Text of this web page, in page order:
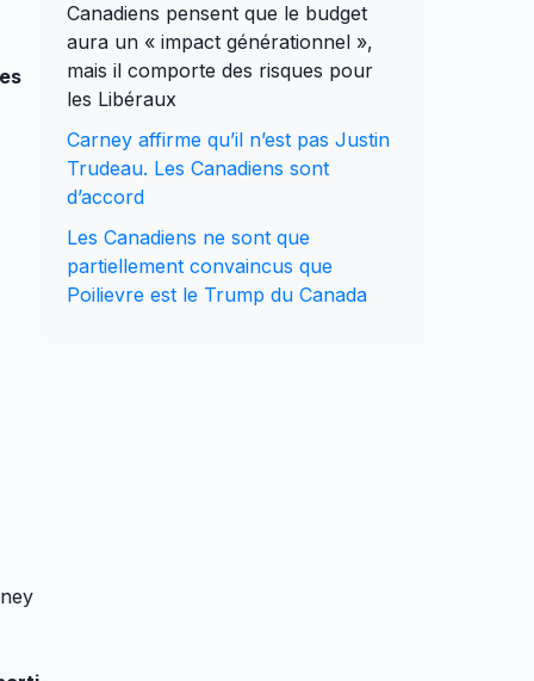
Canadiens pensent que le budget
aura un « impact générationnel »,
mais il comporte des risques pour
les Libéraux
Carney affirme qu’il n’est pas Justin
Trudeau. Les Canadiens sont
d’accord
Les Canadiens ne sont que
partiellement convaincus que
Poilievre est le Trump du Canada